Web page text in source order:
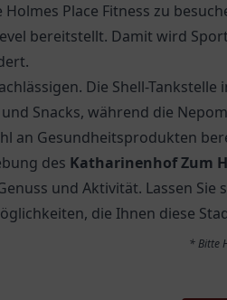
Place Fitness zu
bereitstellt. Damit wird
Die Shell-Tankstelle
Snacks, während die
an Gesundheitsprodukten
des Katharinenhof Zum
und Aktivität. Lassen Sie
die Ihnen diese
* Bitte